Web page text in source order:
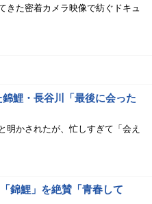
きた密着カメラ映像で紡ぐドキュ
鯉・長谷川「最後に会った
明かされたが、忙しすぎて「会え
錦鯉」を絶賛「青春して